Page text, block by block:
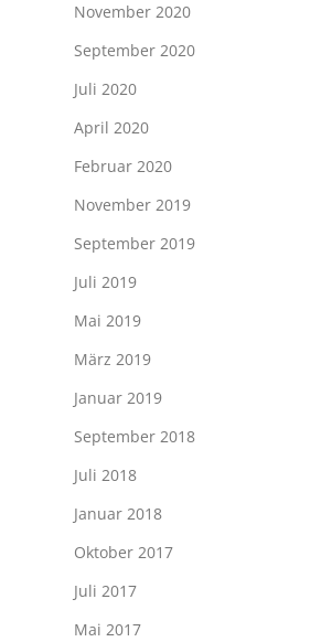
November 2020
September 2020
Juli 2020
April 2020
Februar 2020
November 2019
September 2019
Juli 2019
Mai 2019
März 2019
Januar 2019
September 2018
Juli 2018
Januar 2018
Oktober 2017
Juli 2017
Mai 2017